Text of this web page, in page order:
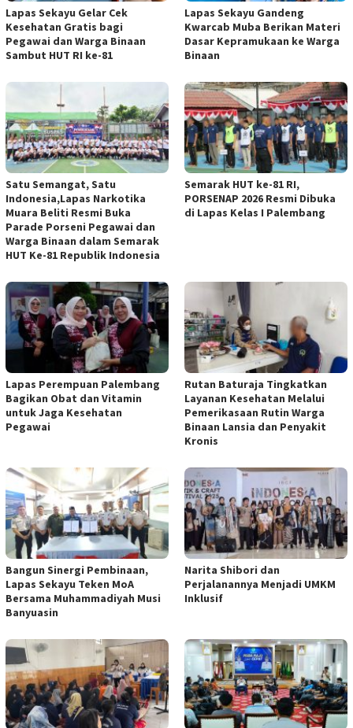
Lapas Sekayu Gelar Cek
Kesehatan Gratis bagi
Pegawai dan Warga Binaan
Sambut HUT RI ke-81
Lapas Sekayu Gandeng
Kwarcab Muba Berikan Materi
Dasar Kepramukaan ke Warga
Binaan
Satu Semangat, Satu
Indonesia,Lapas Narkotika
Muara Beliti Resmi Buka
Parade Porseni Pegawai dan
Warga Binaan dalam Semarak
HUT Ke-81 Republik Indonesia
Semarak HUT ke-81 RI,
PORSENAP 2026 Resmi Dibuka
di Lapas Kelas I Palembang
Lapas Perempuan Palembang
Bagikan Obat dan Vitamin
untuk Jaga Kesehatan
Pegawai
Rutan Baturaja Tingkatkan
Layanan Kesehatan Melalui
Pemerikasaan Rutin Warga
Binaan Lansia dan Penyakit
Kronis
Bangun Sinergi Pembinaan,
Lapas Sekayu Teken MoA
Bersama Muhammadiyah Musi
Banyuasin
Narita Shibori dan
Perjalanannya Menjadi UMKM
Inklusif